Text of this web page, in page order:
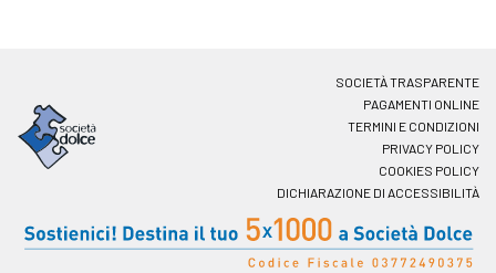
SOCIETÀ TRASPARENTE
PAGAMENTI ONLINE
TERMINI E CONDIZIONI
PRIVACY POLICY
COOKIES POLICY
DICHIARAZIONE DI ACCESSIBILITÀ